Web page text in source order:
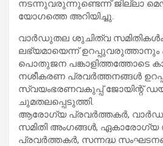
നടന്നുവരുന്നുണ്ടെന്ന് ജില്ലാ
യോഗത്തെ അറിയിച്ചു.
വാർഡുതല ശുചിത്വ
ലഭ്യമായെന്ന് ഉറപ്പുവരുത്താനും
പൊതുജന പങ്കാളിത്തത്തോടെ
നശീകരണ പ്രവർത്തനങ്ങൾ
സ്വയംഭരണവകുപ്പ് ജോയിന്റ്
ചുമതലപ്പെടുത്തി.
ആരോഗ്യ പ്രവർത്തകർ,
സമിതി അംഗങ്ങൾ, ഏകാരോഗ്യ
പ്രവർത്തകർ, സന്നദ്ധ